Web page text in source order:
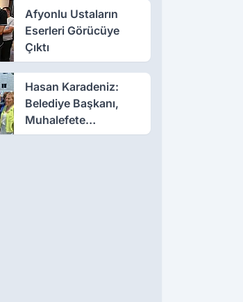
Afyonlu Ustaların
Eserleri Görücüye
Çıktı
Hasan Karadeniz:
Belediye Başkanı,
Muhalefete
Tahammül Edemiyor